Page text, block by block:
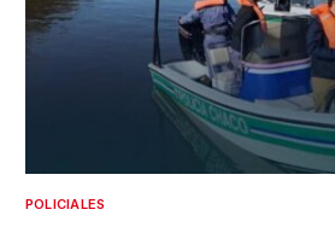
POLICIALES